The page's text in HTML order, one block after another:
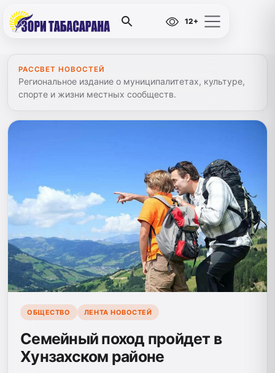
12+
РАССВЕТ НОВОСТЕЙ
Региональное издание о муниципалитетах, культуре,
спорте и жизни местных сообществ.
ОБЩЕСТВО ЛЕНТА НОВОСТЕЙ
Семейный поход пройдет в
Хунзахском районе